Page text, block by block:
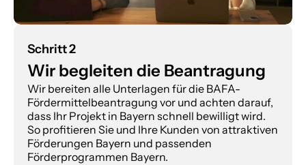
Schritt 2
Wir begleiten die Beantragung
Wir bereiten alle Unterlagen für die BAFA-
Fördermittelbeantragung vor und achten darauf,
dass Ihr Projekt in Bayern schnell bewilligt wird.
So profitieren Sie und Ihre Kunden von attraktiven
Förderungen Bayern und passenden
Förderprogrammen Bayern.